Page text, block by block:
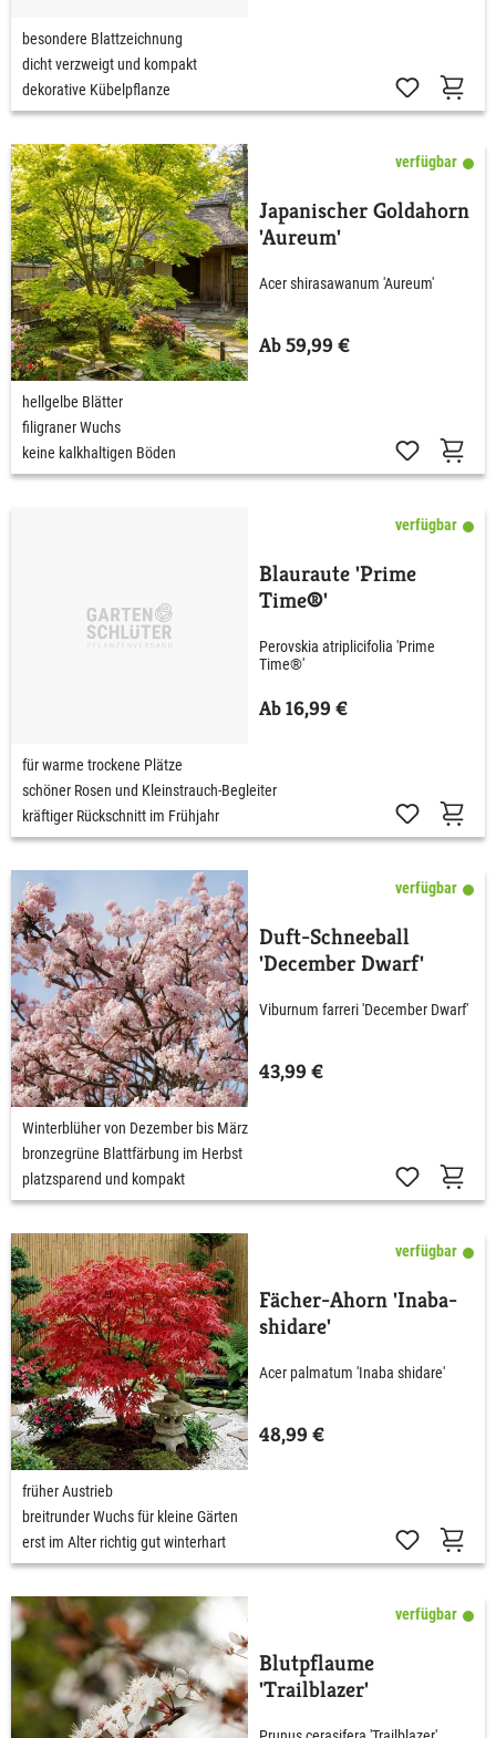
besondere Blattzeichnung
dicht verzweigt und kompakt
dekorative Kübelpflanze
verfügbar
Japanischer Goldahorn
'Aureum'
Acer shirasawanum 'Aureum'
Ab 59,99 €
hellgelbe Blätter
filigraner Wuchs
keine kalkhaltigen Böden
verfügbar
Blauraute 'Prime
Time®'
Perovskia atriplicifolia 'Prime
Time®'
Ab 16,99 €
für warme trockene Plätze
schöner Rosen und Kleinstrauch-Begleiter
kräftiger Rückschnitt im Frühjahr
verfügbar
Duft-Schneeball
'December Dwarf'
Viburnum farreri 'December Dwarf'
43,99 €
Winterblüher von Dezember bis März
bronzegrüne Blattfärbung im Herbst
platzsparend und kompakt
verfügbar
Fächer-Ahorn 'Inaba-
shidare'
Acer palmatum 'Inaba shidare'
48,99 €
früher Austrieb
breitrunder Wuchs für kleine Gärten
erst im Alter richtig gut winterhart
verfügbar
Blutpflaume
'Trailblazer'